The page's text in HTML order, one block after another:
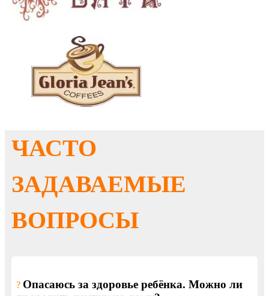
ЧАСТО
ЗАДАВАЕМЫЕ
ВОПРОСЫ
? Опасаюсь за здоровье ребёнка. Можно ли